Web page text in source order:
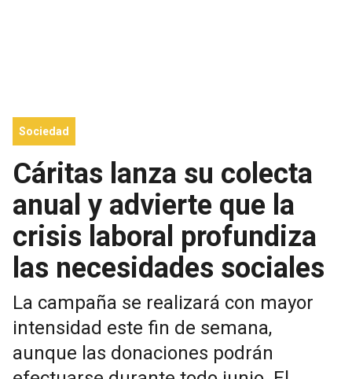
Sociedad
Cáritas lanza su colecta
anual y advierte que la
crisis laboral profundiza
las necesidades sociales
La campaña se realizará con mayor
intensidad este fin de semana,
aunque las donaciones podrán